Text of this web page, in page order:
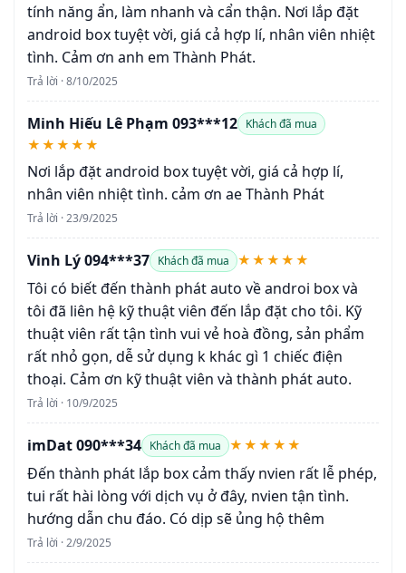
tính năng ẩn, làm nhanh và cẩn thận. Nơi lắp đặt
android box tuyệt vời, giá cả hợp lí, nhân viên nhiệt
tình. Cảm ơn anh em Thành Phát.
Trả lời · 8/10/2025
Minh Hiếu Lê Phạm 093***12 Khách đã mua
★★★★★
Nơi lắp đặt android box tuyệt vời, giá cả hợp lí,
nhân viên nhiệt tình. cảm ơn ae Thành Phát
Trả lời · 23/9/2025
Vinh Lý 094***37 Khách đã mua ★★★★★
Tôi có biết đến thành phát auto về androi box và
tôi đã liên hệ kỹ thuật viên đến lắp đặt cho tôi. Kỹ
thuật viên rất tận tình vui vẻ hoà đồng, sản phẩm
rất nhỏ gọn, dễ sử dụng k khác gì 1 chiếc điện
thoại. Cảm ơn kỹ thuật viên và thành phát auto.
Trả lời · 10/9/2025
imDat 090***34 Khách đã mua ★★★★★
Đến thành phát lắp box cảm thấy nvien rất lễ phép,
tui rất hài lòng với dịch vụ ở đây, nvien tận tình.
hướng dẫn chu đáo. Có dịp sẽ ủng hộ thêm
Trả lời · 2/9/2025